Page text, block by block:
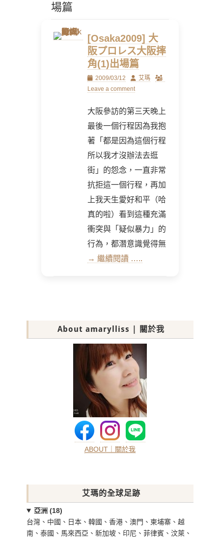
場篇
[Osaka2009] 大
阪プロレス大阪摔
角(1)出場篇
Posted
on
2009/03/12 Author
艾瑪
Leave a comment
大阪參訪的第三天晚上
最後一個行程因為我抱
著「都是因為這個行程
所以我才沒辦法去逛
街」的怨念，一直非常
抗拒這一個行程，再加
上我天生愛好和平（哈
真的啦）看到這種充滿
衝突與「疑似暴力」的
行為，都潛意識覺得無
→ 繼續閱讀 …..
About amarylliss | 關於我
ABOUT｜關於我
艾瑪的全球足跡
亞洲 (18)
台灣、中國、日本、韓國、香港、澳門、柬埔寨、越
南、泰國、馬來西亞、新加坡、印尼、菲律賓、汶萊、